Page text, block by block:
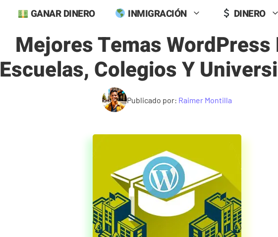
GANAR DINERO INMIGRACIÓN DINERO
Mejores Temas WordPress
Escuelas, Colegios Y
Publicado por: Raimer Montilla